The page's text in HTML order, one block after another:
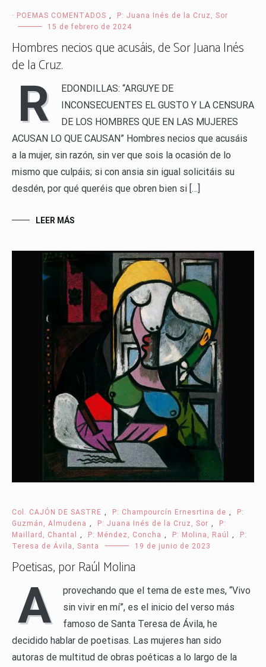
· POEMAS COMENTADOS ,
P: Juana Inés de la Cruz, Sor
15 de febrero de 2024
Hombres necios que acusáis, de Sor Juana Inés
de la Cruz.
R
EDONDILLAS: “ARGUYE DE
INCONSECUENTES EL GUSTO Y LA CENSURA
DE LOS HOMBRES QUE EN LAS MUJERES
ACUSAN LO QUE CAUSAN” Hombres necios que acusáis
a la mujer, sin razón, sin ver que sois la ocasión de lo
mismo que culpáis; si con ansia sin igual solicitáis su
desdén, por qué queréis que obren bien si […]
LEER MÁS
Col. CAJÓN DE SASTRE , P: Champourcín Ernesrtina de ,
P:
Guzmán, Almudena , P: Juana Inés de la Cruz, Sor ,
P:
Maillard, Chantal
, P: Méndez, Concha , P: Molina, Raúl ,
P:
Teresa de Ávila, Santa
19 de junio de 2023
Poetisas, por Raúl Molina
A
provechando que el tema de este mes, “Vivo
sin vivir en mí”, es el inicio del verso más
famoso de Santa Teresa de Ávila, he
decidido hablar de poetisas. Las mujeres han sido
autoras de multitud de obras poéticas a lo largo de la